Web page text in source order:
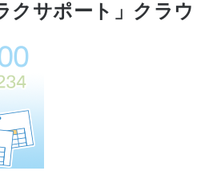
クサポート」クラ